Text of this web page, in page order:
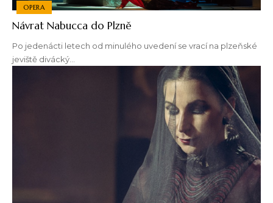
OPERA
Návrat Nabucca do Plzně
Po jedenácti letech od minulého uvedení se vrací na plzeňské
jeviště divácký…